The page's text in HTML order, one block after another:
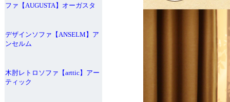
ファ【AUGUSTA】オーガスタ
デザインソファ【ANSELM】ア
ンセルム
木肘レトロソファ【arttic】アー
ティック